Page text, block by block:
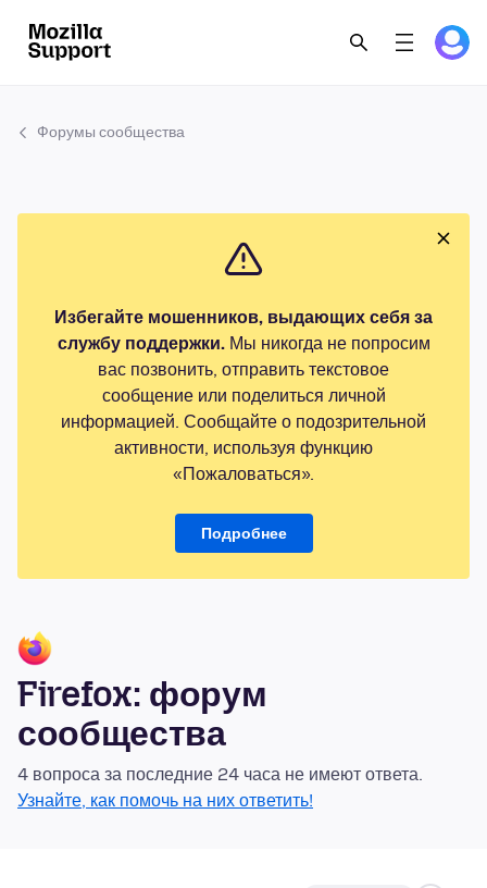
Форумы сообщества
Избегайте мошенников, выдающих себя за
службу поддержки.Мы никогда не попросим
вас позвонить, отправить текстовое
сообщение или поделиться личной
информацией. Сообщайте о подозрительной
активности, используя функцию
«Пожаловаться».
Подробнее
Firefox: форум
сообщества
4 вопроса за последние 24 часа не имеют ответа.
Узнайте, как помочь на них ответить!